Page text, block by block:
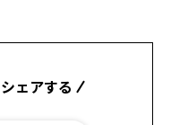
ェアする